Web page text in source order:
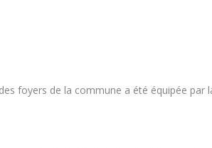
foyers de la commune a été équipée par